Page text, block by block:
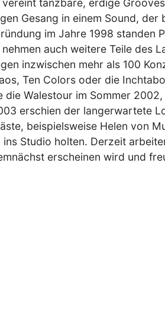
vereint tanzbare, erdige
Gesang in einem Sound,
im Jahre 1998 standen
auch weitere Teile des
inzwischen mehr als 100
Ten Colors oder die
die Walestour im Sommer
erschien der langerwartete
beispielsweise Helen von
Studio holten. Derzeit
erscheinen wird und